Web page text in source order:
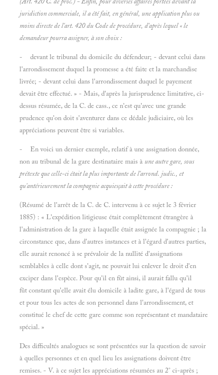
juridiction commerciale, il a été fait, en général, une application plus ou
moins directe de l'art. 420 du Code de procédure, d'après lequel « le
demandeur pourra assigner, à son choix :
- devant le tribunal du domicile du défendeur; - devant celui dans
l'arrondissement duquel la promesse a été faite et la marchandise
livrée; - devant celui dans l'arrondissement duquel le payement
devait être effectué. » - Mais, d'après la jurisprudence limitative, ci-
dessus résumée, de la C. de cass., ce n'est qu'avec une grande
prudence qu'on doit s'aventurer dans ce dédale judiciaire, où les
appréciations peuvent être si variables.
- En voici un dernier exemple, relatif à une assignation donnée,
non au tribunal de la gare destinataire mais à une autre gare, sous
prétexte que celle-ci était la plus importante de l'arrond. judic., et
qu'antérieurement la compagnie acquiesçait à cette procédure :
(Résumé de l'arrêt de la C. de C. intervenu à ce sujet le 3 février
1885) : « L'expédition litigieuse était complètement étrangère à
l'administration de la gare à laquelle était assignée la compagnie ; la
circonstance que, dans d'autres instances et à l'égard d'autres parties,
elle aurait renoncé à se prévaloir de la nullité d'assignations
semblables à celle dont s'agit, ne pouvait lui enlever le droit d'en
exciper dans l'espèce. Pour qu'il en fût ainsi, il aurait fallu qu'il
fût constant qu'elle avait élu domicile à ladite gare, à l'égard de tous
et pour tous les actes de son personnel dans l'arrondissement, et
constitué le chef de cette gare comme son représentant et mandataire
spécial. »
Des difficultés analogues se sont présentées sur la question de savoir
à quelles personnes et en quel lieu les assignations doivent être
remises. - V. à ce sujet les appréciations résumées au 2° ci-après ;